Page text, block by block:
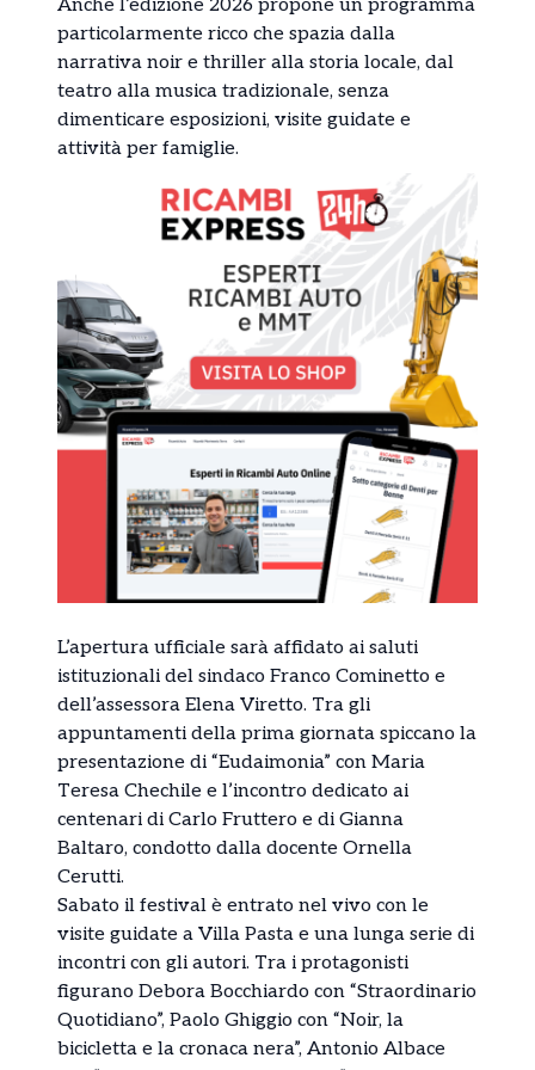
Anche l’edizione 2026 propone un programma
particolarmente ricco che spazia dalla
narrativa noir e thriller alla storia locale, dal
teatro alla musica tradizionale, senza
dimenticare esposizioni, visite guidate e
attività per famiglie.
L’apertura ufficiale sarà affidato ai saluti
istituzionali del sindaco Franco Cominetto e
dell’assessora Elena Viretto. Tra gli
appuntamenti della prima giornata spiccano la
presentazione di “Eudaimonia” con Maria
Teresa Chechile e l’incontro dedicato ai
centenari di Carlo Fruttero e di Gianna
Baltaro, condotto dalla docente Ornella
Cerutti.
Sabato il festival è entrato nel vivo con le
visite guidate a Villa Pasta e una lunga serie di
incontri con gli autori. Tra i protagonisti
figurano Debora Bocchiardo con “Straordinario
Quotidiano”, Paolo Ghiggio con “Noir, la
bicicletta e la cronaca nera”, Antonio Albace